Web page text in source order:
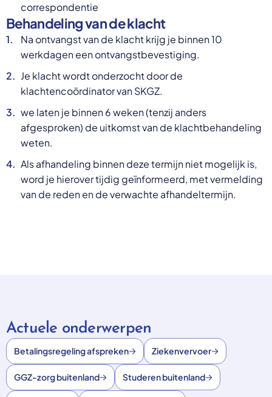
correspondentie
Behandeling van de klacht
Na ontvangst van de klacht krijg je binnen 10
werkdagen een ontvangstbevestiging.
Je klacht wordt onderzocht door de
klachtencoördinator van SKGZ.
we laten je binnen 6 weken (tenzij anders
afgesproken) de uitkomst van de klachtbehandeling
weten.
Als afhandeling binnen deze termijn niet mogelijk is,
word je hierover tijdig geïnformeerd, met vermelding
van de reden en de verwachte afhandeltermijn.
Actuele onderwerpen
Betalingsregeling afspreken Ziekenvervoer
GGZ-zorg buitenland Studeren buitenland